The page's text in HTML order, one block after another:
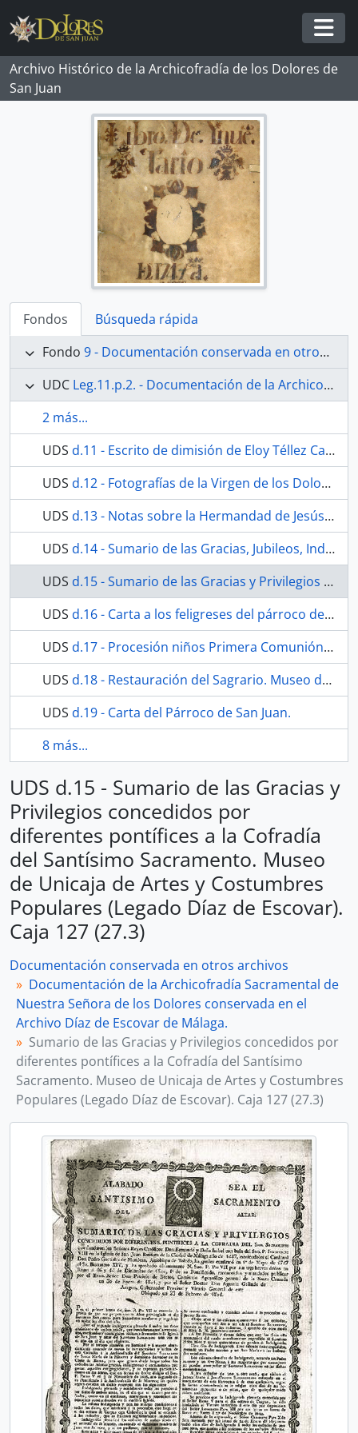
Skip to main content
Archivo Histórico de la Archicofradía de los Dolores de
San Juan
Fondos
Búsqueda rápida
Fondo 9 - Documentación conservada en otros archivos
UDC Leg.11.p.2. - Documentación de la Archicofradía Sacramental de Nuestra Señora de los Dolores conservada en el Archivo Díaz de Escovar de Málaga.
2 más...
UDS d.11 - Escrito de dimisión de Eloy Téllez Carrión.
UDS d.12 - Fotografías de la Virgen de los Dolores.
UDS d.13 - Notas sobre la Hermandad de Jesús Sacramentado de la Parroquia de San Juan. Museo de Unicaja de Artes y Costumbres Populares (Legado Díaz de Escovar). Caja 127 (27.1)
UDS d.14 - Sumario de las Gracias, Jubileos, Indulgencias y Privilegios que gozan los Cofrades y Hermanos de la Cofradía y Hermandad del Santísimo Sacramento que fundaron los Reyes Católicos, Don Fernando y Doña Isabel, en la iglesia de San Juan Bautista de Málaga. Museo de Unicaja de Artes y Costumbres Populares (Legado Díaz de Escovar). Caja 127
UDS d.15 - Sumario de las Gracias y Privilegios concedidos por diferentes pontífices a la Cofradía del Santísimo Sacramento. Museo de Unicaja de Artes y Costumbres Populares (Legado Díaz de Escovar). Caja 127 (27.3)
UDS d.16 - Carta a los feligreses del párroco de San Juan Juan Jiménez
UDS d.17 - Procesión niños Primera Comunión e invitación a la procesión del Santísimo. Museo de Unicaja de Artes y Costumbres Populares (Legado Díaz de Escovar). Caja 127 (2.14)
UDS d.18 - Restauración del Sagrario. Museo de Unicaja de Artes y Costumbres Populares (Legado Díaz de Escovar). Caja 127 (2.9)
UDS d.19 - Carta del Párroco de San Juan.
8 más...
UDS d.15 - Sumario de las Gracias y
Privilegios concedidos por
diferentes pontífices a la Cofradía
del Santísimo Sacramento. Museo
de Unicaja de Artes y Costumbres
Populares (Legado Díaz de Escovar).
Caja 127 (27.3)
Documentación conservada en otros archivos
Documentación de la Archicofradía Sacramental de
Nuestra Señora de los Dolores conservada en el
Archivo Díaz de Escovar de Málaga.
Sumario de las Gracias y Privilegios concedidos por
diferentes pontífices a la Cofradía del Santísimo
Sacramento. Museo de Unicaja de Artes y Costumbres
Populares (Legado Díaz de Escovar). Caja 127 (27.3)